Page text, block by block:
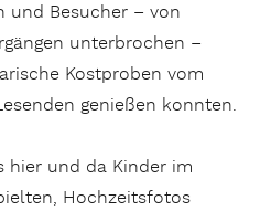
und Besucher – von
unterbrochen –
Kostproben vom
genießen konnten.
hier und da Kinder im
Hochzeitsfotos